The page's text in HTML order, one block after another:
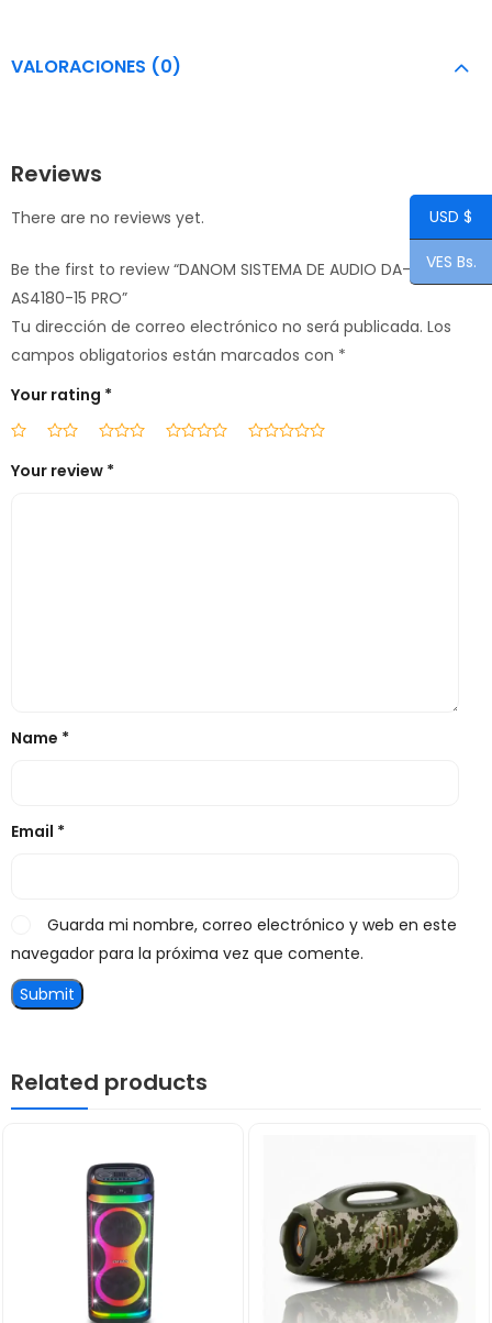
VALORACIONES (0)
Reviews
There are no reviews yet.
Be the first to review “DANOM SISTEMA DE AUDIO DA-
AS4180-15 PRO”
Tu dirección de correo electrónico no será publicada. Los
campos obligatorios están marcados con *
Your rating *
Your review *
Name *
Email *
Guarda mi nombre, correo electrónico y web en este
navegador para la próxima vez que comente.
Related products
USD $
VES Bs.